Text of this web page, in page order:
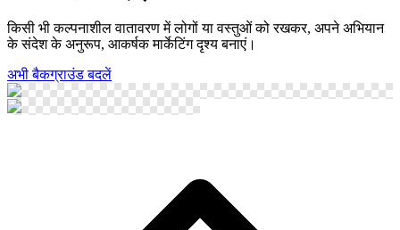
किसी भी कल्पनाशील वातावरण में लोगों या वस्तुओं को रखकर, अपने अभियान
के संदेश के अनुरूप, आकर्षक मार्केटिंग दृश्य बनाएं।
अभी बैकग्राउंड बदलें